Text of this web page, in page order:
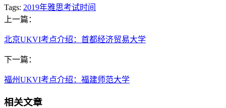
Tags: 2019年雅思考试时间
上一篇：
北京UKVI考点介绍：首都经济贸易大学
下一篇：
福州UKVI考点介绍：福建师范大学
相关文章